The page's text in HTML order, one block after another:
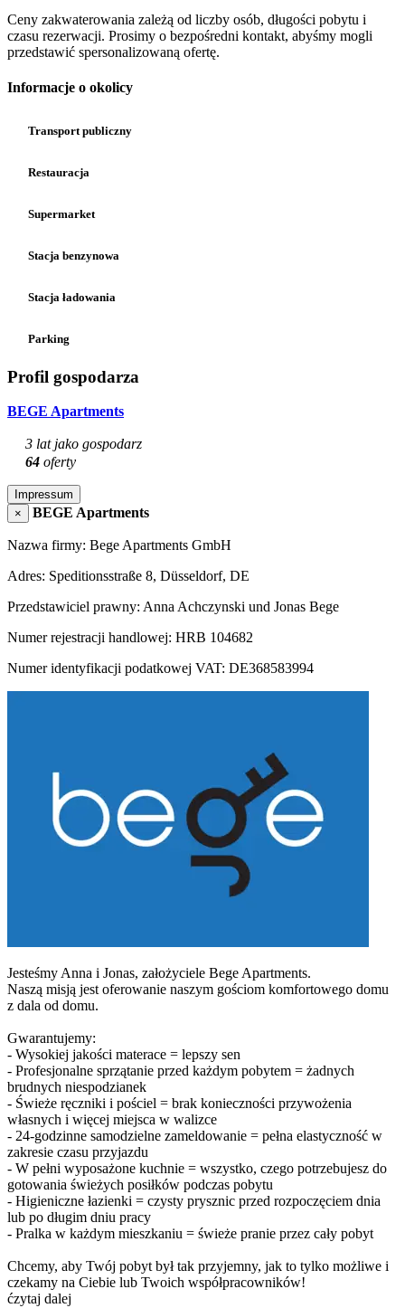
Ceny zakwaterowania zależą od liczby osób, długości pobytu i
czasu rezerwacji. Prosimy o bezpośredni kontakt, abyśmy mogli
przedstawić spersonalizowaną ofertę.
Informacje o okolicy
Transport publiczny
Restauracja
Supermarket
Stacja benzynowa
Stacja ładowania
Parking
Profil gospodarza
BEGE Apartments
3 lat jako gospodarz
64 oferty
Impressum
×
BEGE Apartments
Nazwa firmy: Bege Apartments GmbH
Adres: Speditionsstraße 8, Düsseldorf, DE
Przedstawiciel prawny: Anna Achczynski und Jonas Bege
Numer rejestracji handlowej: HRB 104682
Numer identyfikacji podatkowej VAT: DE368583994
Jesteśmy Anna i Jonas, założyciele Bege Apartments.
Naszą misją jest oferowanie naszym gościom komfortowego domu
z dala od domu.
Gwarantujemy:
- Wysokiej jakości materace = lepszy sen
- Profesjonalne sprzątanie przed każdym pobytem = żadnych
brudnych niespodzianek
- Świeże ręczniki i pościel = brak konieczności przywożenia
własnych i więcej miejsca w walizce
- 24-godzinne samodzielne zameldowanie = pełna elastyczność w
zakresie czasu przyjazdu
- W pełni wyposażone kuchnie = wszystko, czego potrzebujesz do
gotowania świeżych posiłków podczas pobytu
- Higieniczne łazienki = czysty prysznic przed rozpoczęciem dnia
lub po długim dniu pracy
- Pralka w każdym mieszkaniu = świeże pranie przez cały pobyt
Chcemy, aby Twój pobyt był tak przyjemny, jak to tylko możliwe i
czekamy na Ciebie lub Twoich współpracowników!
ćzytaj dalej